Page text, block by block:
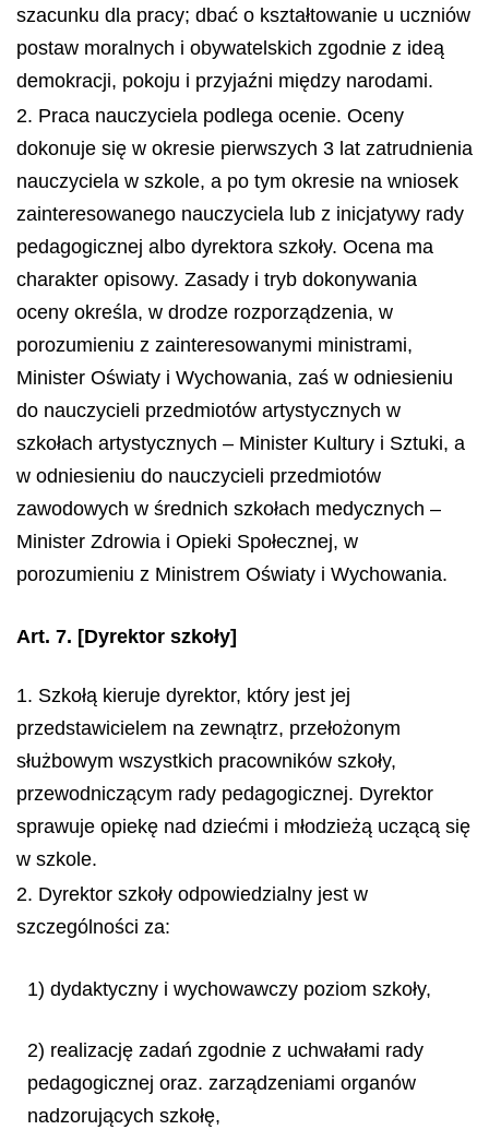
szacunku dla pracy; dbać o kształtowanie u uczniów
postaw moralnych i obywatelskich zgodnie z ideą
demokracji, pokoju i przyjaźni między narodami.
2. Praca nauczyciela podlega ocenie. Oceny
dokonuje się w okresie pierwszych 3 lat zatrudnienia
nauczyciela w szkole, a po tym okresie na wniosek
zainteresowanego nauczyciela lub z inicjatywy rady
pedagogicznej albo dyrektora szkoły. Ocena ma
charakter opisowy. Zasady i tryb dokonywania
oceny określa, w drodze rozporządzenia, w
porozumieniu z zainteresowanymi ministrami,
Minister Oświaty i Wychowania, zaś w odniesieniu
do nauczycieli przedmiotów artystycznych w
szkołach artystycznych – Minister Kultury i Sztuki, a
w odniesieniu do nauczycieli przedmiotów
zawodowych w średnich szkołach medycznych –
Minister Zdrowia i Opieki Społecznej, w
porozumieniu z Ministrem Oświaty i Wychowania.
Art. 7. [Dyrektor szkoły]
1. Szkołą kieruje dyrektor, który jest jej
przedstawicielem na zewnątrz, przełożonym
służbowym wszystkich pracowników szkoły,
przewodniczącym rady pedagogicznej. Dyrektor
sprawuje opiekę nad dziećmi i młodzieżą uczącą się
w szkole.
2. Dyrektor szkoły odpowiedzialny jest w
szczególności za:
1) dydaktyczny i wychowawczy poziom szkoły,
2) realizację zadań zgodnie z uchwałami rady
pedagogicznej oraz. zarządzeniami organów
nadzorujących szkołę,